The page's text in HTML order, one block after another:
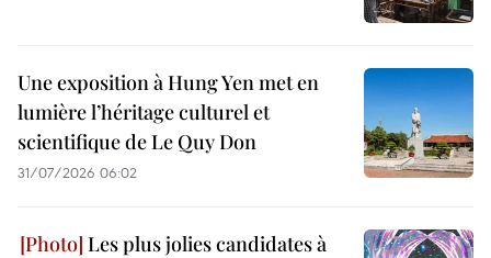
Une exposition à Hung Yen met en
lumière l’héritage culturel et
scientifique de Le Quy Don
31/07/2026 06:02
Les plus jolies candidates à